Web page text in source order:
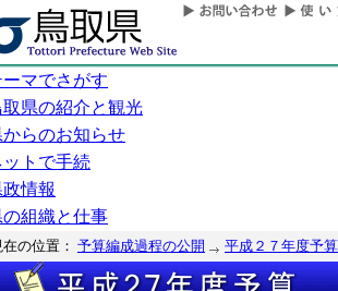
ーマでさがす
取県の紹介と観光
からのお知らせ
ットで手続
政情報
の組織と仕事
の位置： 予算編成過程の公開 平成２７年度予算